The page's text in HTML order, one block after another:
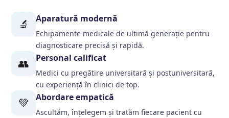
🔬 Aparatură modernă
Echipamente medicale de ultimă generație pentru
diagnosticare precisă și rapidă.
👥 Personal calificat
Medici cu pregătire universitară și postuniversitară,
cu experiență în clinici de top.
💚 Abordare empatică
Ascultăm, înțelegem și tratăm fiecare pacient cu